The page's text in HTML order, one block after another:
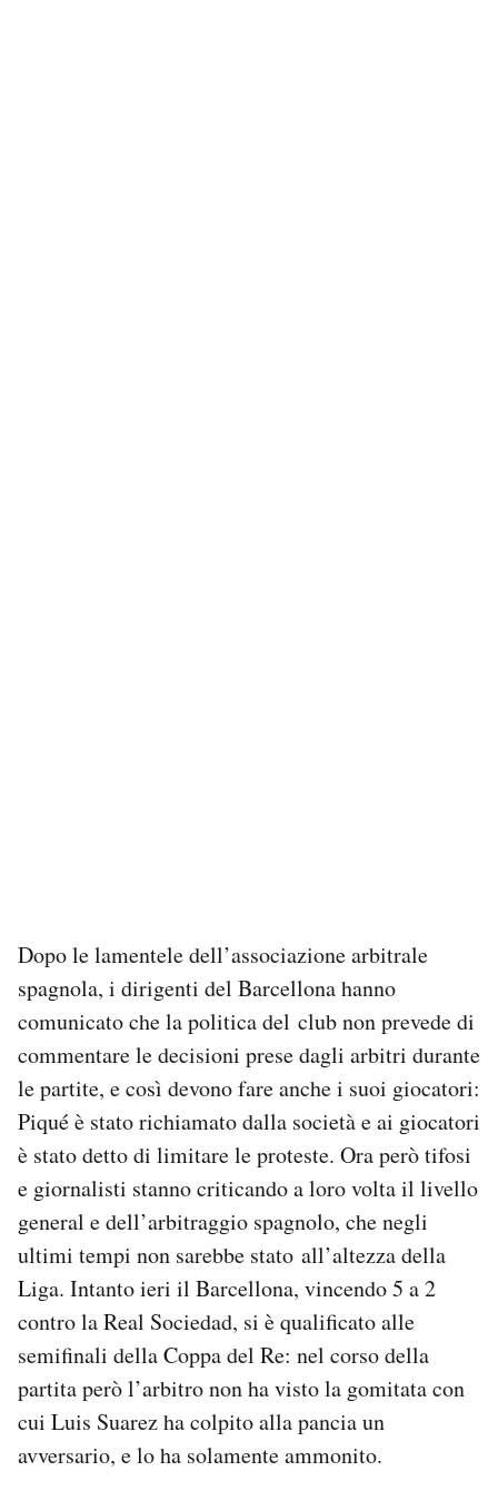
Dopo le lamentele dell’associazione arbitrale
spagnola, i dirigenti del Barcellona hanno
comunicato che la politica del club non prevede di
commentare le decisioni prese dagli arbitri durante
le partite, e così devono fare anche i suoi giocatori:
Piqué è stato richiamato dalla società e ai giocatori
è stato detto di limitare le proteste. Ora però tifosi
e giornalisti stanno criticando a loro volta il livello
general e dell’arbitraggio spagnolo, che negli
ultimi tempi non sarebbe stato all’altezza della
Liga. Intanto ieri il Barcellona, vincendo 5 a 2
contro la Real Sociedad, si è qualificato alle
semifinali della Coppa del Re: nel corso della
partita però l’arbitro non ha visto la gomitata con
cui Luis Suarez ha colpito alla pancia un
avversario, e lo ha solamente ammonito.